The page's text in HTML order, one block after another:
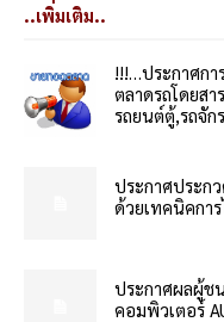
..เพิ่มเติม..
!!!…ประกาศกา
ตลาดรถโดยสา
รถยนต์ตู้,รถจัก
ประกาศประก
ด้วยเทคนิคกา
ประกาศผลผู้ช
คอมพิวเตอร์